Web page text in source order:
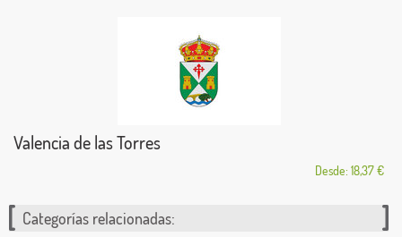
Valencia de las Torres
Desde: 18,37 €
Categorías relacionadas: